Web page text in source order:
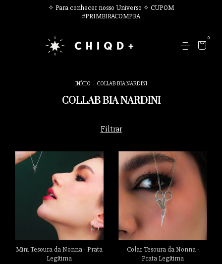
✧ Para conhecer nosso Universo ✧ CUPOM
#PRIMEIRACOMPRA
0
INÍCIO . COLLAB BIA NARDINI
COLLAB BIA NARDINI
Filtrar
Mini Tesoura da Nonna - Prata
Legítima
Colar Tesoura da Nonna -
Prata Legítima